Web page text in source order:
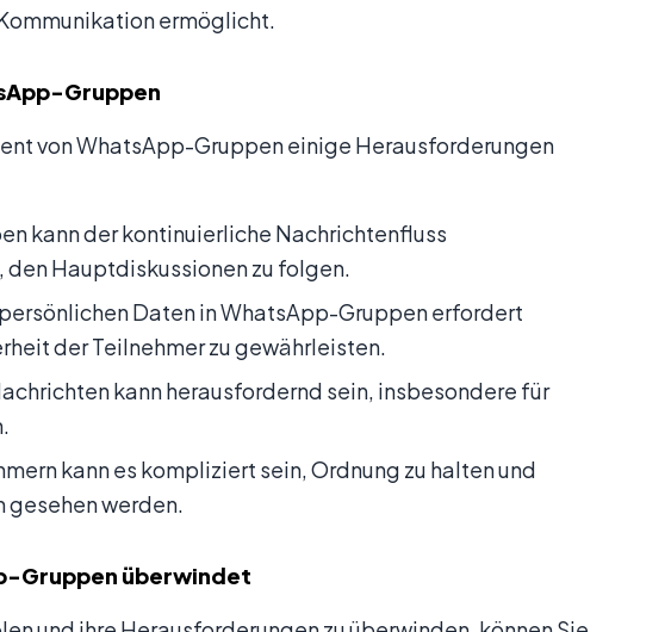
ermöglicht.
Gruppen
von WhatsApp-Gruppen einige Herausforderungen
kann der kontinuierliche Nachrichtenfluss
Hauptdiskussionen zu folgen.
Daten in WhatsApp-Gruppen erfordert
der Teilnehmer zu gewährleisten.
kann herausfordernd sein, insbesondere für
kann es kompliziert sein, Ordnung zu halten und
gesehen werden.
Gruppen überwindet